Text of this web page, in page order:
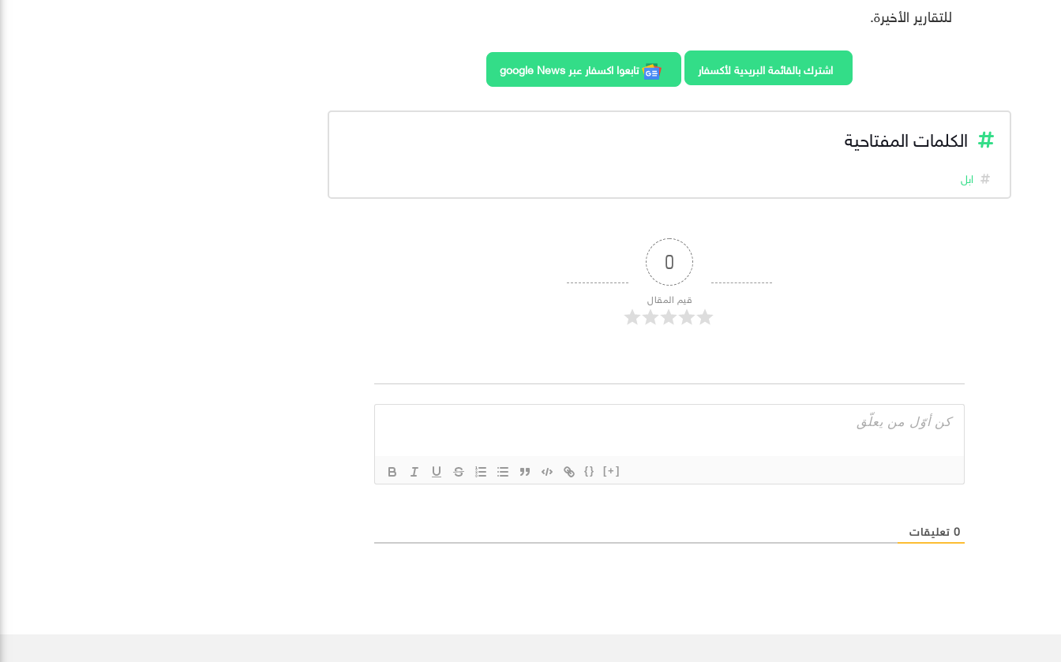
للتقارير الأخيرة.
اشترك بالقائمة البريدية لأكسفار تابعوا اكسفار عبر google News
الكلمات المفتاحية
ابل
0
قيم المقال
{} [+]
0 تعليقات